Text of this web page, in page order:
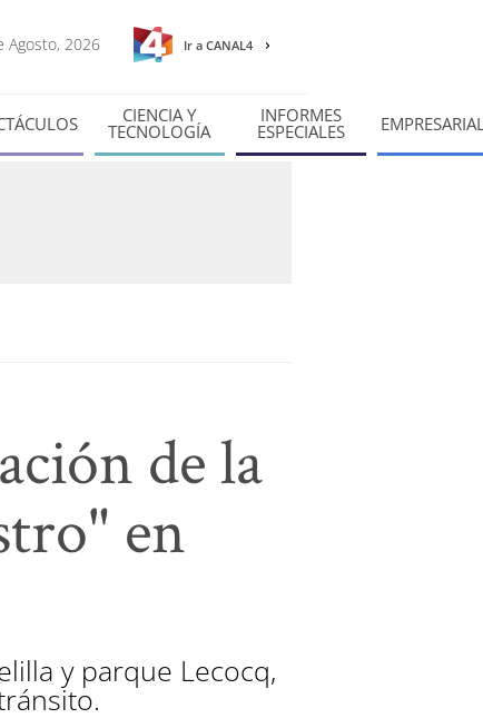
Agosto, 2026 Ir a CANAL4
CIENCIA Y
TECNOLOGÍA
INFORMES
ESPECIALES
de la
en
y parque Lecocq,